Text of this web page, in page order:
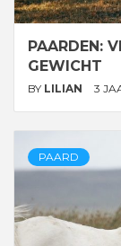
PAARDEN:
GEWICHT
BY LILIAN 3
PAARD